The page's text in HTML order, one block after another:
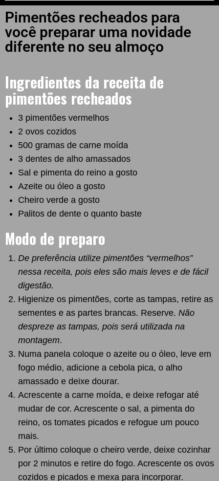
Pimentões recheados para
você preparar uma novidade
diferente no seu almoço
Ingredientes da receita de
pimentões recheados
3 pimentões vermelhos
2 ovos cozidos
500 gramas de carne moída
3 dentes de alho amassados
Sal e pimenta do reino a gosto
Azeite ou óleo a gosto
Cheiro verde a gosto
Palitos de dente o quanto baste
Modo de preparo
De preferência utilize pimentões “vermelhos”
nessa receita, pois eles são mais leves e de fácil
digestão.
Higienize os pimentões, corte as tampas, retire as
sementes e as partes brancas. Reserve. Não
despreze as tampas, pois será utilizada na
montagem.
Numa panela coloque o azeite ou o óleo, leve em
fogo médio, adicione a cebola pica, o alho
amassado e deixe dourar.
Acrescente a carne moída, e deixe refogar até
mudar de cor. Acrescente o sal, a pimenta do
reino, os tomates picados e refogue um pouco
mais.
Por último coloque o cheiro verde, deixe cozinhar
por 2 minutos e retire do fogo. Acrescente os ovos
cozidos e picados e mexa para incorporar.